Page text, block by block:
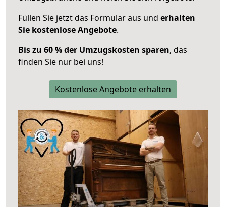
Füllen Sie jetzt das Formular aus und erhalten
Sie kostenlose Angebote.
Bis zu 60 % der Umzugskosten sparen, das
finden Sie nur bei uns!
Kostenlose Angebote erhalten